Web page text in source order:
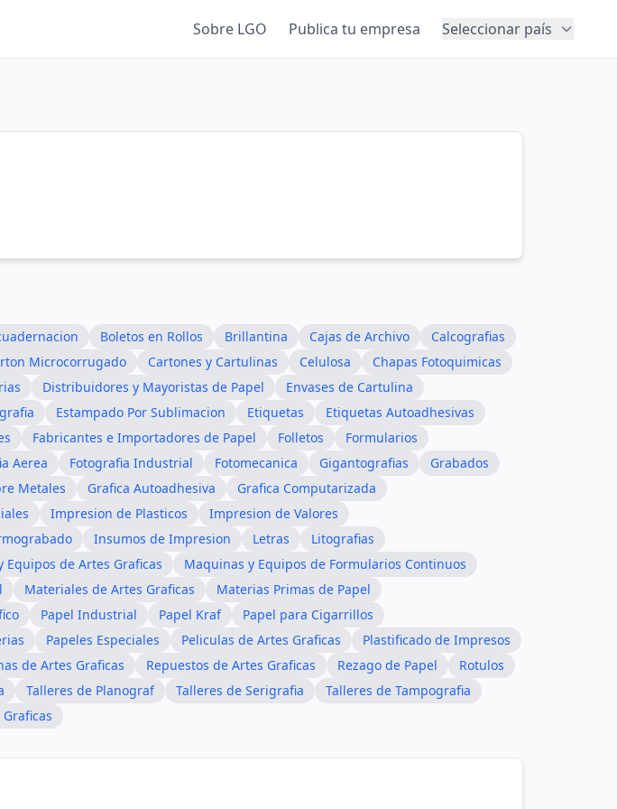
Sobre LGO Publica tu empresa Seleccionar país
Boletos en Rollos Brillantina Cajas de Archivo
Calcografias
Microcorrugado Cartones y Cartulinas Celulosa
Chapas Fotoquimicas
Distribuidores y Mayoristas de Papel
Envases de Cartulina
Estampado Por Sublimacion Etiquetas
Etiquetas Autoadhesivas
Fabricantes e Importadores de Papel Folletos
Formularios
Aerea Fotografia Industrial Fotomecanica Gigantografias
Grabados
Metales Grafica Autoadhesiva
Grafica Computarizada
Impresion de Plasticos
Impresion de Valores
Insumos de Impresion Letras
Litografias
Equipos de Artes Graficas
Maquinas y Equipos de Formularios Continuos
Materiales de Artes Graficas
Materias Primas de Papel
Papel Industrial Papel Kraf
Papel para Cigarrillos
Papeles Especiales Peliculas de Artes Graficas
Plastificado de Impresos
de Artes Graficas Repuestos de Artes Graficas Rezago de Papel
Rotulos
Talleres de Planograf Talleres de Serigrafia
Talleres de Tampografia